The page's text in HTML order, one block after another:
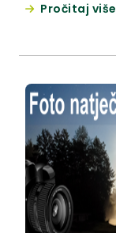
Pročitaj više